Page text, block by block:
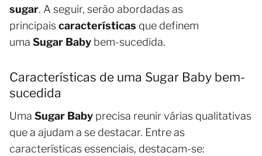
sugar. A seguir, serão abordadas as
principaiscaracterísticas que definem
uma Sugar Baby bem-sucedida.
Características de uma Sugar Baby bem-
sucedida
Uma Sugar Baby precisa reunir várias qualitativas
que a ajudam a se destacar. Entre as
características essenciais, destacam-se: